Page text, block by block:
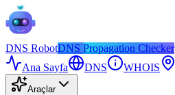
DNS RobotDNS Propagation Checker
Ana Sayfa
DNS WHOIS
Araçlar